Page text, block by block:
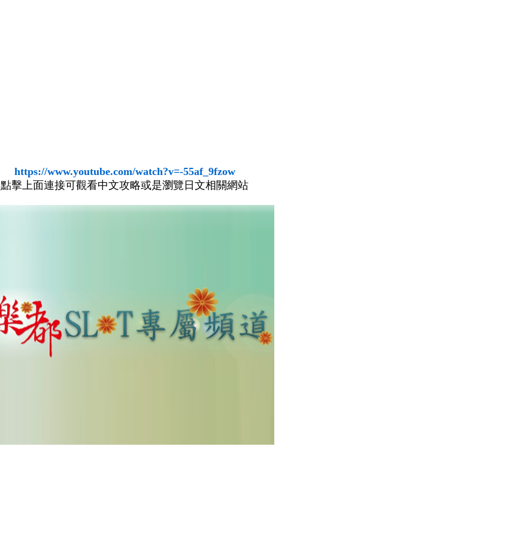
https://www.youtube.com/watch?v=-55af_9fzow
點擊上面連接可觀看中文攻略或是瀏覽日文相關網站